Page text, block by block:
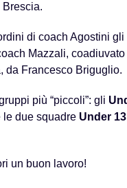
di coach Agostini gli
Mazzali,
da Francesco Briguglio.
più “piccoli”: gli
due squadre Under
un buon lavoro!